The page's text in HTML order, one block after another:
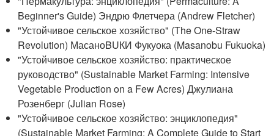
Beginner's Guide) Эндрю Флетчера (Andrew Fletcher)
"Устойчивое сельское хозяйство" (The One-Straw
Revolution) МасаноBUКИ Фукуока (Masanobu Fukuoka)
"Устойчивое сельское хозяйство: практическое
руководство" (Sustainable Market Farming: Intensive
Vegetable Production on a Few Acres) Джулиана
Розенберг (Julian Rose)
"Устойчивое сельское хозяйство: энциклопедия"
(Sustainable Market Farming: A Complete Guide to Start